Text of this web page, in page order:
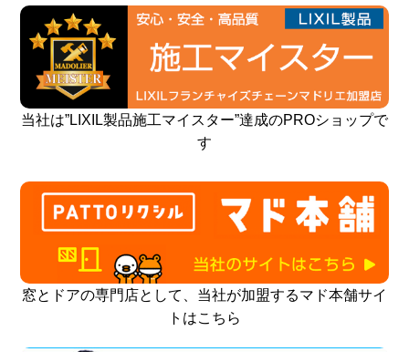
当社は”LIXIL製品施工マイスター”達成のPROショップで
す
窓とドアの専門店として、当社が加盟するマド本舗サイ
トはこちら